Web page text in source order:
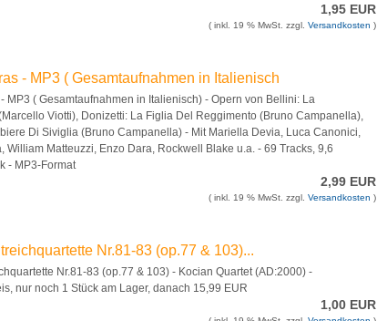
1,95 EUR
( inkl. 19 % MwSt. zzgl.Versandkosten )
- MP3 ( Gesamtaufnahmen in Italienisch
MP3 ( Gesamtaufnahmen in Italienisch) - Opern von Bellini: La
Viotti), Donizetti: La Figlia Del Reggimento (Bruno Campanella),
Di Siviglia (Bruno Campanella) - Mit Mariella Devia, Luca Canonici,
William Matteuzzi, Enzo Dara, Rockwell Blake u.a. - 69 Tracks, 9,6
- MP3-Format
2,99 EUR
( inkl. 19 % MwSt. zzgl.Versandkosten )
Nr.81-83 (op.77 & 103)...
Nr.81-83 (op.77 & 103) - Kocian Quartet (AD:2000) -
nur noch 1 Stück am Lager, danach 15,99 EUR
1,00 EUR